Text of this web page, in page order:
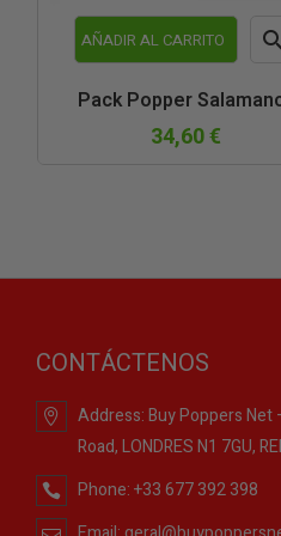
AÑADIR AL CARRITO 
Pack Popper
34,60 €
CONTÁCTENOS
Address:Buy Poppers Net
Road, LONDRES N1 7GU,
Phone:+33 677 392 398